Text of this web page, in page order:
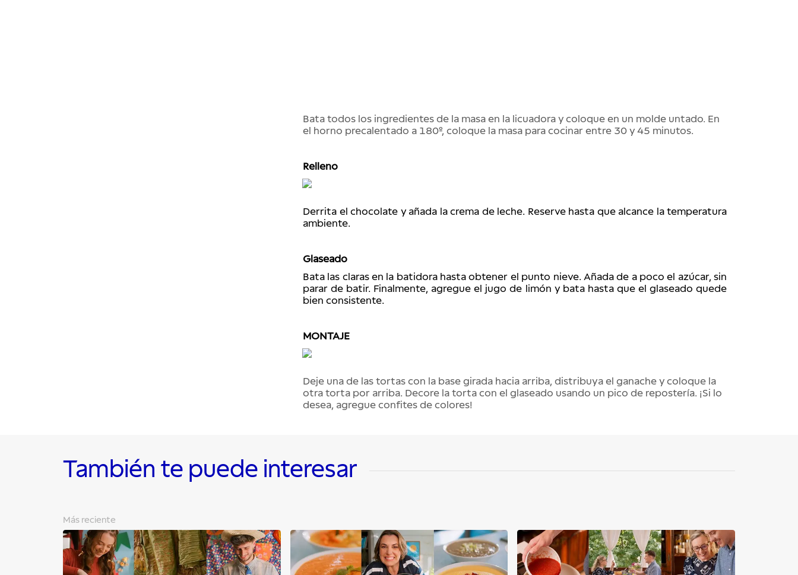
Bata todos los ingredientes de la masa en la licuadora y coloque en un molde untado. En
el horno precalentado a 180º, coloque la masa para cocinar entre 30 y 45 minutos.
Relleno
Derrita el chocolate y añada la crema de leche. Reserve hasta que alcance la temperatura
ambiente.
Glaseado
Bata las claras en la batidora hasta obtener el punto nieve. Añada de a poco el azúcar, sin
parar de batir. Finalmente, agregue el jugo de limón y bata hasta que el glaseado quede
bien consistente.
MONTAJE
Deje una de las tortas con la base girada hacia arriba, distribuya el ganache y coloque la
otra torta por arriba. Decore la torta con el glaseado usando un pico de repostería. ¡Si lo
desea, agregue confites de colores!
También te puede interesar
Más reciente